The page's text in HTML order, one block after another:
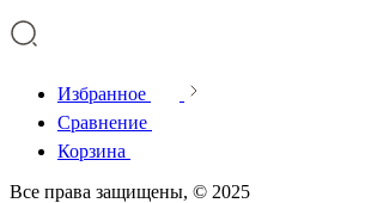
Избранное
Сравнение
Корзина
Все права защищены, © 2025